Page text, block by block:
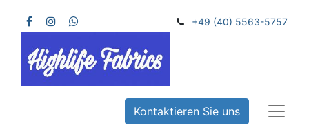
+49 (40) 5563-5757
Kontaktieren Sie uns